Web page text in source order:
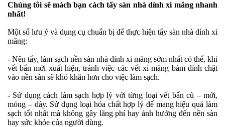
Chúng tôi sẽ mách bạn cách tẩy sàn nhà dính xi măng nhanh
nhất!
Một số lưu ý và dụng cụ chuẩn bị để thực hiện tẩy sàn nhà dính xi
măng:
- Nên tẩy, làm sạch nền sàn nhà dính xi măng sớm nhất có thể, khi
vết bẩn mới xuất hiện, tránh việc các vết xi măng bám dính chặt
vào nền sàn sẽ khó khăn hơn cho việc làm sạch.
- Sử dụng cách làm sạch hợp lý với từng loại vết bẩn cũ – mới,
mỏng – dày. Sử dụng loại hóa chất hợp lý để mang hiệu quả làm
sạch tốt nhất mà không gây lãng phí hay ảnh hưởng đến nền sàn
hay sức khỏe của người dùng.